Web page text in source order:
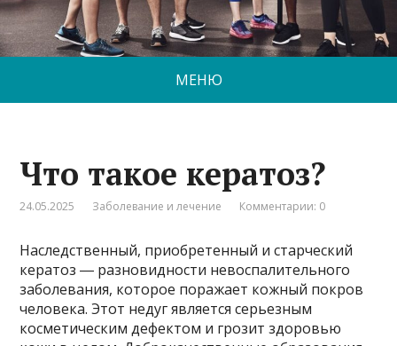
МЕНЮ
Что такое кератоз?
24.05.2025 Заболевание и лечение Комментарии: 0
Наследственный, приобретенный и старческий
кератоз ― разновидности невоспалительного
заболевания, которое поражает кожный покров
человека. Этот недуг является серьезным
косметическим дефектом и грозит здоровью